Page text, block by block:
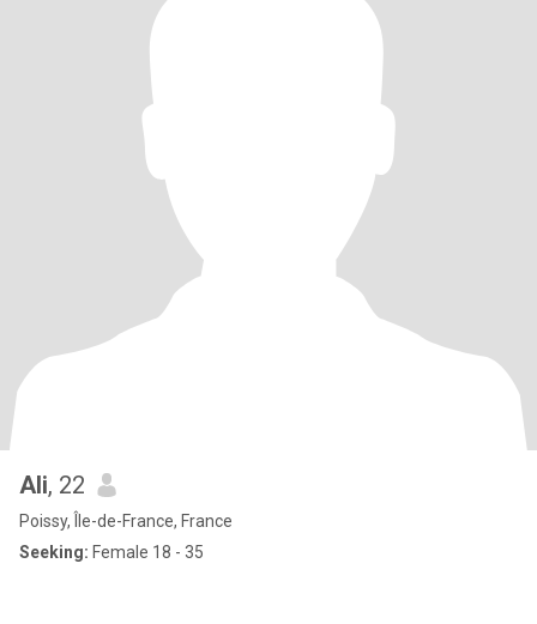
Ali, 22
Poissy, Île-de-France, France
Seeking: Female 18 - 35